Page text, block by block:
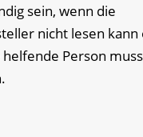
sein, wenn die
nicht lesen kann
Person